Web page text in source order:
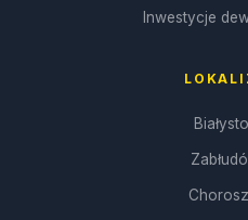
Inwestycje